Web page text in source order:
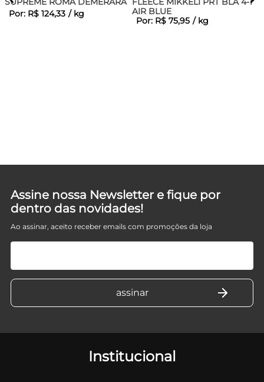
Por: R$ 124,33 / kg
AIR BLUE
Por: R$ 75,95 / kg
Assine nossa Newsletter e fique por
dentro das novidades!
Ao assinar, aceito receber emails com promoções da loja
Institucional